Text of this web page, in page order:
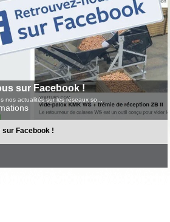
sur Facebook !
nos actualités sur les réseaux so...
sur Facebook !